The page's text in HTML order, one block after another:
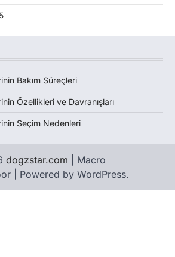
Bakım Süreçleri
Özellikleri ve Davranışları
Seçim Nedenleri
dogzstar.com | Macro
| Powered by WordPress.